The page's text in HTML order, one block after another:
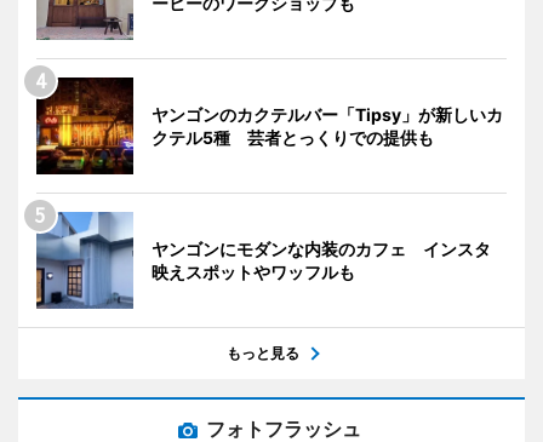
ヤンゴンのカクテルバー「Tipsy」が新しいカ
クテル5種 芸者とっくりでの提供も
ヤンゴンにモダンな内装のカフェ インスタ
映えスポットやワッフルも
もっと見る
フォトフラッシュ